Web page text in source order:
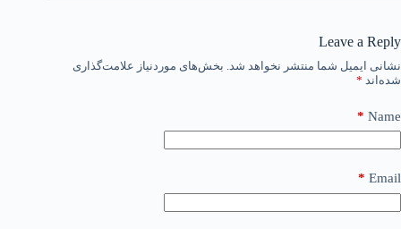
Leave a Reply
نشانی ایمیل شما منتشر نخواهد شد. بخش‌های موردنیاز علامت‌گذاری
شده‌اند *
Name
*
Email
*